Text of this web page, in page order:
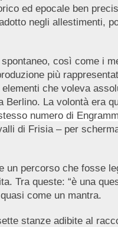
ed epocale ben
negli allestimenti,
così come i
più
che voleva
La volontà era
numero di
di Frisia – per
un percorso che fosse
Tra queste: “è una
come un mantra.
stanze adibite al